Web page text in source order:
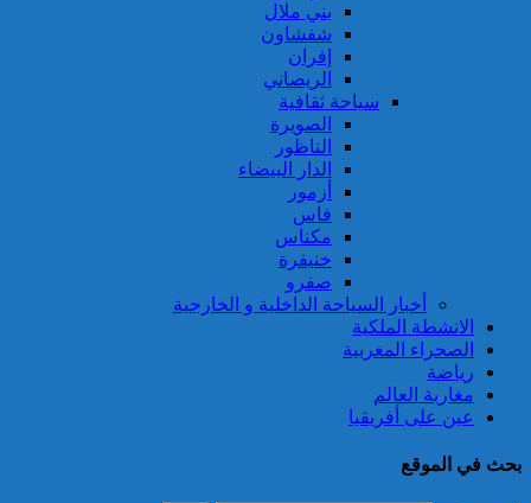
بني ملال
شفشاون
إفران
الريصاني
سياحة ثقافية
الصويرة
الناظور
الدار البيضاء
أزمور
فاس
مكناس
خنيفرة
صفرو
أخبار السياحة الداخلية و الخارجية
الانشطة الملكية
الصحراء المغربية
رياضة
مغاربة العالم
عين على أفريقيا
بحث في الموقع